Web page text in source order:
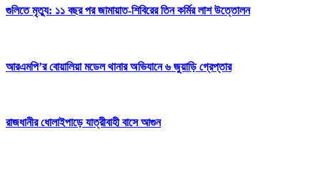
গুলিতে মৃত্যু: ১১ বছর পর জামায়াত-শিবিরের তিন কর্মির লাশ উত্তোলন
আরএমপি’র বোয়ালিয়া মডেল থানার অভিযানে ৬ জুয়াড়ি গ্রেপ্তার
রাজধানীর ধোলাইপাড়ে যাত্রীবাহী বাসে আগুন